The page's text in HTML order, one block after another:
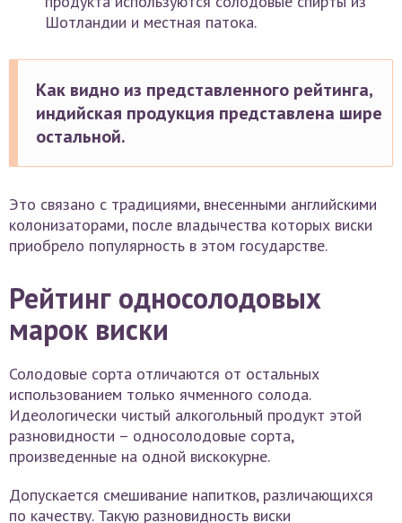
Шотландии и местная патока.
Как видно из представленного рейтинга,
индийская продукция представлена шире
остальной.
Это связано с традициями, внесенными английскими
колонизаторами, после владычества которых виски
приобрело популярность в этом государстве.
Рейтинг односолодовых
марок виски
Солодовые сорта отличаются от остальных
использованием только ячменного солода.
Идеологически чистый алкогольный продукт этой
разновидности – односолодовые сорта,
произведенные на одной вискокурне.
Допускается смешивание напитков, различающихся
по качеству. Такую разновидность виски